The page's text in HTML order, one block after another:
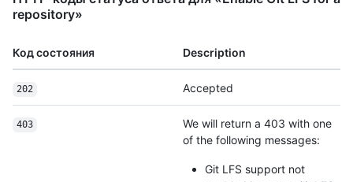
repository»
Код состояния Description
202 Accepted
403
We will return a 403 with one
of the following messages:
Git LFS support not